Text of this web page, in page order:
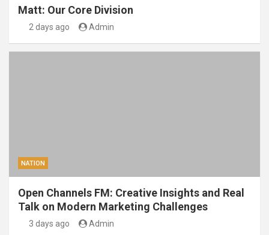
Matt: Our Core Division
2 days ago Admin
NATION
Open Channels FM: Creative Insights and Real
Talk on Modern Marketing Challenges
3 days ago Admin